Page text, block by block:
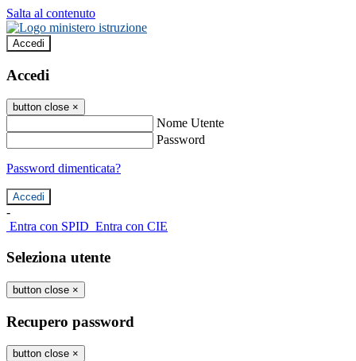
Salta al contenuto
Accedi
Accedi
button close ×
Nome Utente
Password
Password dimenticata?
-
Entra con SPID Entra con CIE
Seleziona utente
button close ×
Recupero password
button close ×